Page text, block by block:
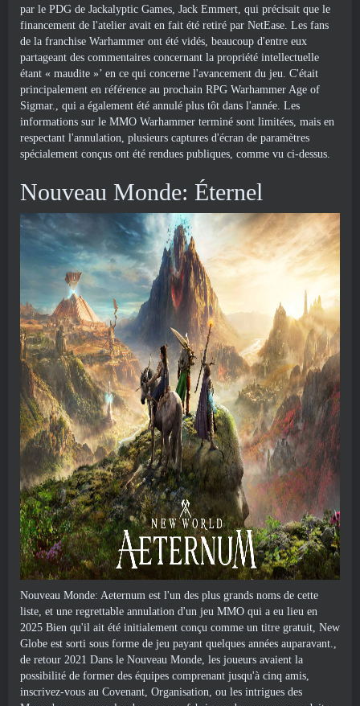
par le PDG de Jackalyptic Games, Jack Emmert, qui précisait que le
financement de l'atelier avait en fait été retiré par NetEase. Les fans
de la franchise Warhammer ont été vidés, beaucoup d'entre eux
partageant des commentaires concernant la propriété intellectuelle
étant « maudite »’ en ce qui concerne l'avancement du jeu. C'était
principalement en référence au prochain RPG Warhammer Age of
Sigmar., qui a également été annulé plus tôt dans l'année. Les
informations sur le MMO Warhammer terminé sont limitées, mais en
respectant l'annulation, plusieurs captures d'écran de paramètres
spécialement conçus ont été rendues publiques, comme vu ci-dessus.
Nouveau Monde: Éternel
Nouveau Monde: Aeternum est l'un des plus grands noms de cette
liste, et une regrettable annulation d'un jeu MMO qui a eu lieu en
2025 Bien qu'il ait été initialement conçu comme un titre gratuit, New
Globe est sorti sous forme de jeu payant quelques années auparavant.,
de retour 2021 Dans le Nouveau Monde, les joueurs avaient la
possibilité de former des équipes comprenant jusqu'à cinq amis,
inscrivez-vous au Covenant, Organisation, ou les intrigues des